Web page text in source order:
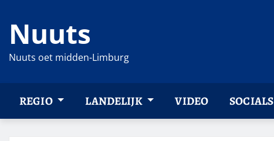
naar
inhoud
Nuuts
Nuuts oet midden-Limburg
REGIO LANDELIJK VIDEO SOCIALS